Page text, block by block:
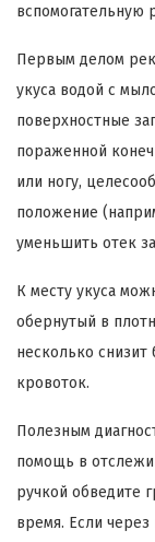
вспомогательную
Первым делом
укуса водой с
поверхностные
пораженной
или ногу,
положение
уменьшить отек
К месту укуса
обернутый в
несколько
кровоток.
Полезным
помощь в
ручкой обведите
время. Если